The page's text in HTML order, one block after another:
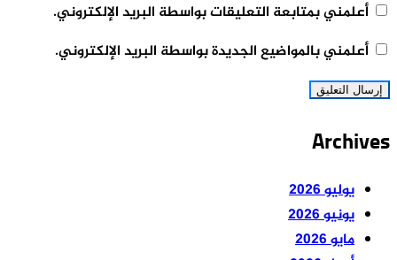
أعلمني بمتابعة التعليقات بواسطة البريد الإلكتروني.
أعلمني بالمواضيع الجديدة بواسطة البريد الإلكتروني.
Archives
يوليو 2026
يونيو 2026
مايو 2026